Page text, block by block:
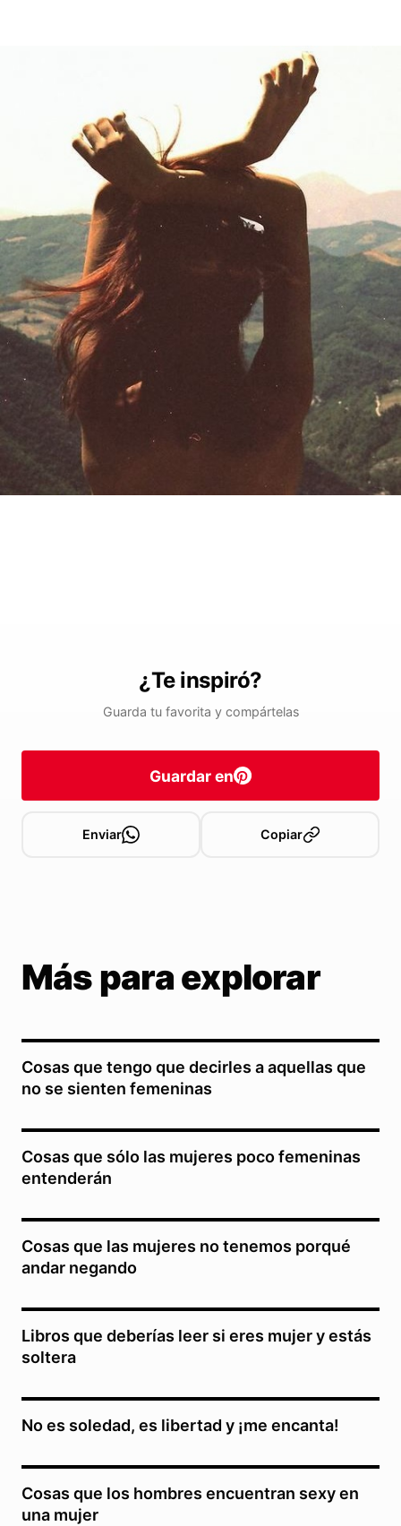
¿Te inspiró?
Guarda tu favorita y compártelas
Guardar en
Enviar Copiar
Más para explorar
Cosas que tengo que decirles a aquellas que
no se sienten femeninas
Cosas que sólo las mujeres poco femeninas
entenderán
Cosas que las mujeres no tenemos porqué
andar negando
Libros que deberías leer si eres mujer y estás
soltera
No es soledad, es libertad y ¡me encanta!
Cosas que los hombres encuentran sexy en
una mujer